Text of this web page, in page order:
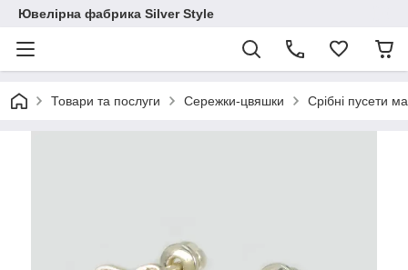
Ювелірна фабрика Silver Style
Товари та послуги Сережки-цвяшки Срібні пусети